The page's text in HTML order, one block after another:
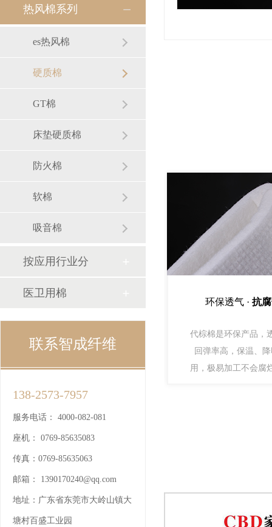
热风棉系列
es热风棉
硬质棉
GT棉
床垫硬质棉
防火棉
软棉
吸音棉
按应用行业分
医卫用棉
联系智成纤维
138-2573-7957
服务电话： 4000-082-081
座机： 0769-85635083
传真： 0769-85635063
邮箱： 1390170240@qq.com
地址： 广东省东莞市大岭山镇大
塘村百盛工业园
环保透气 · 抗
代棕棉是环保产品，
回弹率高，保温、
用，极易加工不会腐